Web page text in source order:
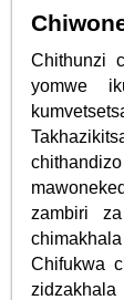
Chithunzi
yomwe
zambiri
Chifukwa